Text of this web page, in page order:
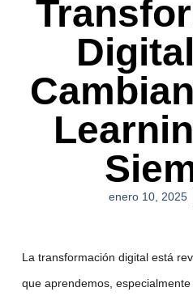
enero 10, 2025
La transformación digital está
que aprendemos,